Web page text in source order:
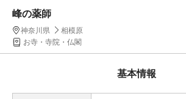
峰の薬師
神奈川県
相模原
お寺・寺院・仏閣
基本情報